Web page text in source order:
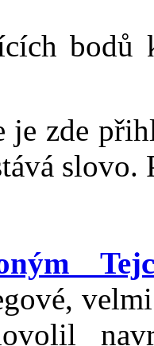
zde
slovo.
Tejc